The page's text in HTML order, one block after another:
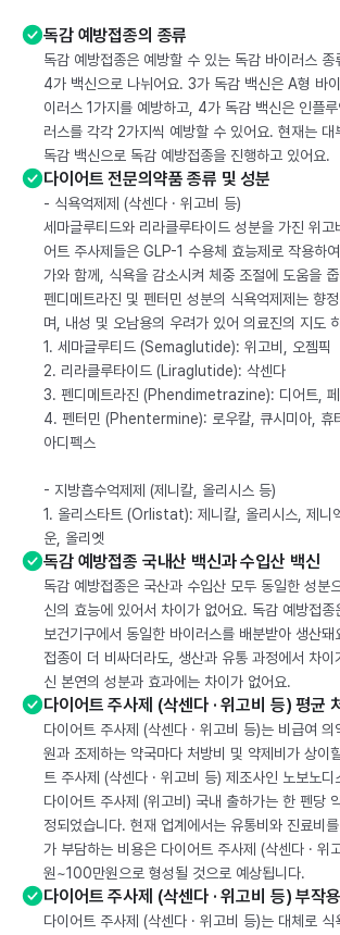
독감 예방접종의 종류
독감 예방접종은 예방할 수 있는 독감 바이러스
4가 백신으로 나뉘어요. 3가 독감 백신은 A형 바
이러스 1가지를 예방하고, 4가 독감 백신은 인플
러스를 각각 2가지씩 예방할 수 있어요. 현재는
독감 백신으로 독감 예방접종을 진행하고 있어요.
다이어트 전문의약품 종류 및 성분
- 식욕억제제 (삭센다 · 위고비 등)
세마글루티드와 리라클루타이드 성분을 가진 위고
어트 주사제들은 GLP-1 수용체 효능제로 작용하
가와 함께, 식욕을 감소시켜 체중 조절에 도움을
펜디메트라진 및 펜터민 성분의 식욕억제제는 향
며, 내성 및 오남용의 우려가 있어 의료진의 지도
1. 세마글루티드 (Semaglutide): 위고비, 오젬픽
2. 리라클루타이드 (Liraglutide): 삭센다
3. 펜디메트라진 (Phendimetrazine): 디어트, 페
4. 펜터민 (Phentermine): 로우칼, 큐시미아, 휴
아디펙스
- 지방흡수억제제 (제니칼, 올리시스 등)
1. 올리스타트 (Orlistat): 제니칼, 올리시스, 제니
운, 올리엣
독감 예방접종 국내산 백신과 수입산 백신
독감 예방접종은 국산과 수입산 모두 동일한 성분
신의 효능에 있어서 차이가 없어요. 독감 예방접종
보건기구에서 동일한 바이러스를 배분받아 생산
접종이 더 비싸더라도, 생산과 유통 과정에서 차
신 본연의 성분과 효과에는 차이가 없어요.
다이어트 주사제 (삭센다 · 위고비 등) 평균
다이어트 주사제 (삭센다 · 위고비 등)는 비급여 의
원과 조제하는 약국마다 처방비 및 약제비가 상이
트 주사제 (삭센다 · 위고비 등) 제조사인 노보노
다이어트 주사제 (위고비) 국내 출하가는 한 펜당
정되었습니다. 현재 업계에서는 유통비와 진료비
가 부담하는 비용은 다이어트 주사제 (삭센다 ·
원~100만원으로 형성될 것으로 예상됩니다.
다이어트 주사제 (삭센다 · 위고비 등) 부작용
다이어트 주사제 (삭센다 · 위고비 등)는 대체로